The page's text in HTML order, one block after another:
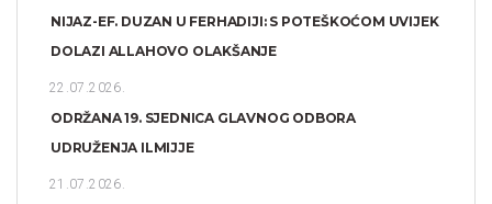
NIJAZ-EF. DUZAN U FERHADIJI: S POTEŠKOĆOM UVIJEK
DOLAZI ALLAHOVO OLAKŠANJE
22.07.2026.
ODRŽANA 19. SJEDNICA GLAVNOG ODBORA
UDRUŽENJA ILMIJJE
21.07.2026.